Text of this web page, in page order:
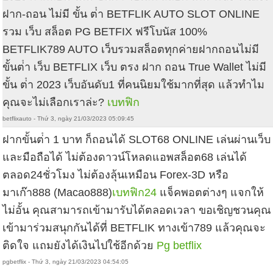
ฝาก-ถอน ไม่มี ขั้น ต่ํา BETFLIK AUTO SLOT ONLINE
รวม เว็บ สล็อต PG BETFIX ฟรีโบนัส 100%
BETFLIK789 AUTO เว็บรวมสล็อตทุกค่ายฝากถอนไม่มี
ขั้นต่ํา เว็บ BETFLIX เว็บ ตรง ฝาก ถอน True Wallet ไม่มี
ขั้น ต่ํา 2023 เว็บอันดับ1 ที่คนนิยมใช้มากที่สุด แล้วทำไม
คุณจะไม่เลือกเราล่ะ? เบทฟิก
betflixauto - Thứ 3, ngày 21/03/2023 05:09:45
ฝากขั้นต่ํา 1 บาท ก็ถอนได้ SLOT68 ONLINE เล่นผ่านเว็บ
และมือถือได้ ไม่ต้องดาวน์โหลดแอพสล็อต68 เล่นได้
ตลอด24ชั่วโมง ไม่ต้องลุ้นเหมือน Forex-3D หรือ
มาเก๊า888 (Macao888)เบทฟิก24 แจ็คพอตต่างๆ แจกให้
ไม่อั้น คุณสามารถเข้ามารับได้ตลอดเวลา ขอเชิญชวนคุณ
เข้ามาร่วมสนุกกันได้ที่ BETFLIK ทางเข้า789 แล้วคุณจะ
ติดใจ แถมยังได้เงินไปใช้อีกด้วย Pg betflix
pgbetflix - Thứ 3, ngày 21/03/2023 04:54:05